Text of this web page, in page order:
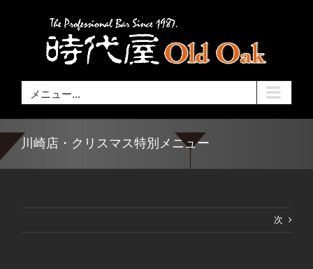
メニュー...
川崎店・クリスマス特別メニュー
次